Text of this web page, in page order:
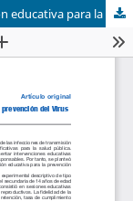
Evaluación de la fidelidad de una intervención educativa para la prevención del Virus del Papiloma Humano en adolescentes